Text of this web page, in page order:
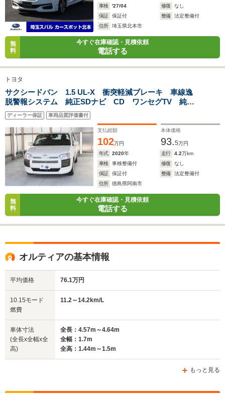
車検 '27/04 修復
なし
保証
保証付 整備
法定整備付
住所
埼玉県北本市
無
料
今すぐ在庫確認・見積依頼
電話する
トヨタ
サクシードバン 1.5 UL-X 衝突軽減ブレーキ 車線逸
脱警報システム 純正SDナビ CD ワンセグTV 純正
ドラレコ ETC 電動格納ミラー ワイヤレスキー フ
ロントドアパワーウインド(リア手動) 最大積載量
400kg(2名)250kg(5名)
ディーラー保証 車両品質評価書付
支払総額
102万円
本体価格
93.5万円
年式
2020年 走行 4.2万km
車検
車検整備付 修復
なし
保証
保証付 整備
法定整備付
住所
徳島県阿南市
無
料
今すぐ在庫確認・見積依頼
電話する
オルティアの基本情報
平均価格 76.1万円
10.15モード
燃費
11.2～14.2km/L
車体寸法
(全長x全幅x全
高)
全長：4.57m～4.64m
全幅：1.7m
全高：1.44m～1.5m
もっと見る